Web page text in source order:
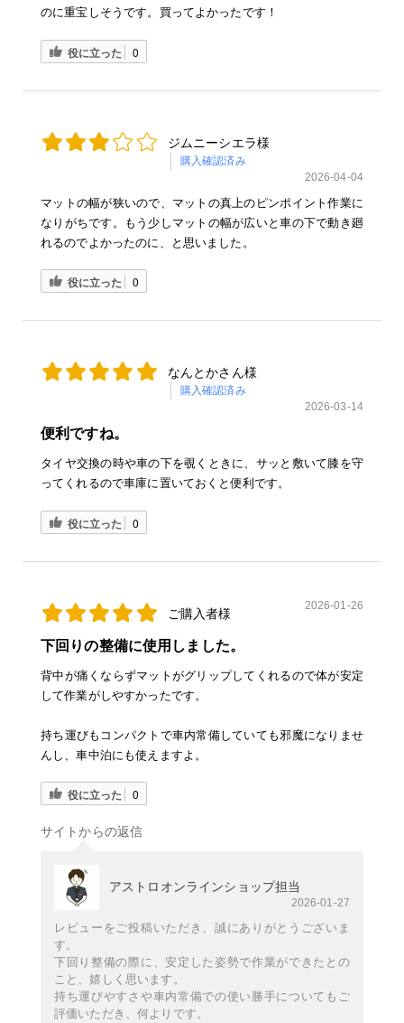
のに重宝しそうです。買ってよかったです！
役に立った 0
ジムニーシエラ様
購入確認済み
2026-04-04
マットの幅が狭いので、マットの真上のピンポイント作業に
なりがちです。もう少しマットの幅が広いと車の下で動き廻
れるのでよかったのに、と思いました。
役に立った 0
なんとかさん様
購入確認済み
2026-03-14
便利ですね。
タイヤ交換の時や車の下を覗くときに、サッと敷いて膝を守
ってくれるので車庫に置いておくと便利です。
役に立った 0
ご購入者様
2026-01-26
下回りの整備に使用しました。
背中が痛くならずマットがグリップしてくれるので体が安定
して作業がしやすかったです。
持ち運びもコンパクトで車内常備していても邪魔になりませ
んし、車中泊にも使えますよ。
役に立った 0
サイトからの返信
アストロオンラインショップ担当
2026-01-27
レビューをご投稿いただき、誠にありがとうございま
す。
下回り整備の際に、安定した姿勢で作業ができたとの
こと、嬉しく思います。
持ち運びやすさや車内常備での使い勝手についてもご
評価いただき、何よりです。